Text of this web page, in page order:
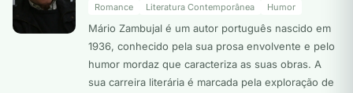
Romance Literatura Contemporânea Humor
Mário Zambujal é um autor português nascido em
1936, conhecido pela sua prosa envolvente e pelo
humor mordaz que caracteriza as suas obras. A
sua carreira literária é marcada pela exploração de